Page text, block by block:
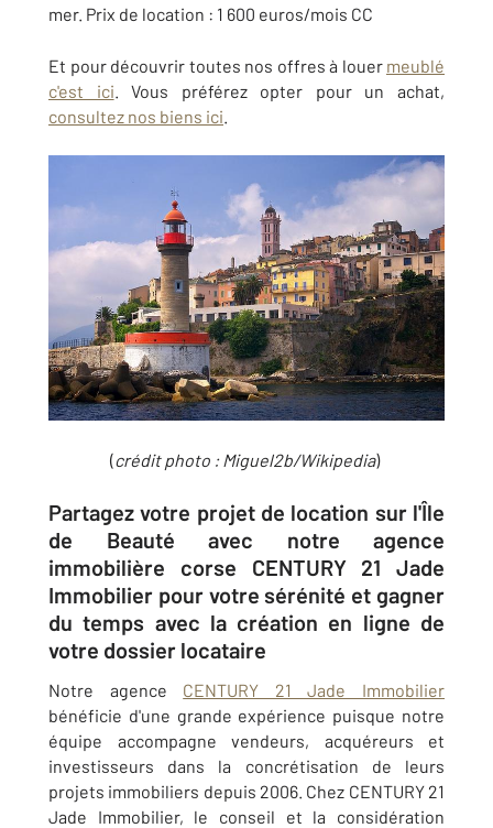
mer. Prix de location : 1 600 euros/mois CC
Et pour découvrir toutes nos offres à louer meublé
c'est ici. Vous préférez opter pour un achat,
consultez nos biens ici.
(crédit photo : Miguel2b/Wikipedia)
Partagez votre projet de location sur l'Île
de Beauté avec notre agence
immobilière corse CENTURY 21 Jade
Immobilier pour votre sérénité et gagner
du temps avec la création en ligne de
votre dossier locataire
Notre agence CENTURY 21 Jade Immobilier
bénéficie d'une grande expérience puisque notre
équipe accompagne vendeurs, acquéreurs et
investisseurs dans la concrétisation de leurs
projets immobiliers depuis 2006. Chez CENTURY 21
Jade Immobilier, le conseil et la considération